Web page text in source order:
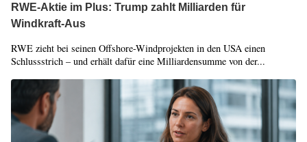
RWE-Aktie im Plus: Trump zahlt Milliarden für
Windkraft-Aus
RWE zieht bei seinen Offshore-Windprojekten in den USA einen
Schlussstrich – und erhält dafür eine Milliardensumme von der...